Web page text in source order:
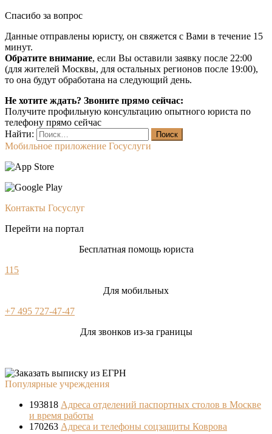
Спасибо за вопрос
Данные отправлены юристу, он свяжется с Вами в течение 15
минут.
Обратите внимание, если Вы оставили заявку после 22:00
(для жителей Москвы, для остальных регионов после 19:00),
то она будут обработана на следующий день.
Не хотите ждать? Звоните прямо сейчас:
Получите профильную консультацию опытного юриста по
телефону прямо сейчас
Найти:
Мобильное приложение Госуслуги
Контакты Госуслуг
Перейти на портал
Бесплатная помощь юриста
115
Для мобильных
+7 495 727-47-47
Для звонков из-за границы
Популярные учреждения
193818 Адреса отделений паспортных столов в Москве
и время работы
170263 Адреса и телефоны соцзащиты Коврова